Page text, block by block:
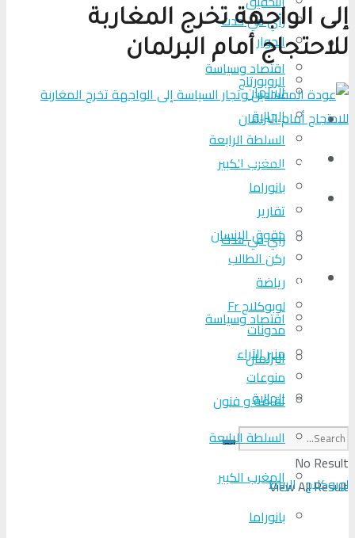
رأي في حدث
المزيد
اقتصاد وسياسة
البرلمان
الجالية
السلطة الرابعة
المغرب الكبير
بانوراما
تقارير
حقوق الإنسان
ركن الطالب
رياضة
لوبوكلاج Fr
مدونات
منبر الآراء
منوعات
ثقافة و فنون
No Result
View All Result
الحوار
الروبورتاج
تحلیل الأحداث
من عين المكان
لوبوكلاج TV
رأي في حدث
المزيد
اقتصاد وسياسة
البرلمان
الجالية
السلطة الرابعة
المغرب الكبير
بانوراما
إلى الواجهة تخرج المغاربة
للاحتجاج أمام البرلمان
لوبوكلاج : الرباط